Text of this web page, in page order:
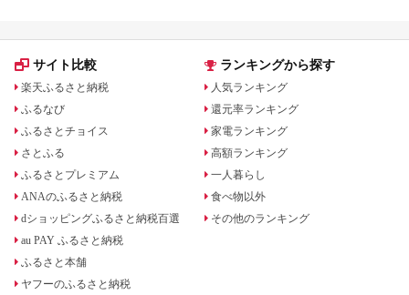
サイト比較
楽天ふるさと納税
ふるなび
ふるさとチョイス
さとふる
ふるさとプレミアム
ANAのふるさと納税
dショッピングふるさと納税百選
au PAY ふるさと納税
ふるさと本舗
ヤフーのふるさと納税
ランキングから探す
人気ランキング
還元率ランキング
家電ランキング
高額ランキング
一人暮らし
食べ物以外
その他のランキング